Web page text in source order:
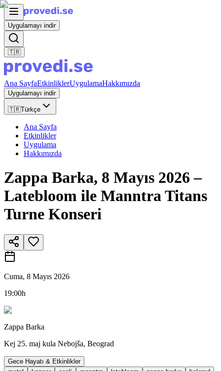
Uygulamayı indir
🇹🇷
Ana SayfaEtkinliklerUygulamaHakkımızda
Uygulamayı indir
🇹🇷Türkçe
Ana Sayfa
Etkinlikler
Uygulama
Hakkımızda
Zappa Barka, 8 Mayıs 2026 –
Latebloom ile Manntra Titans
Turne Konseri
Cuma, 8 Mayıs 2026
19:00h
Zappa Barka
Kej 25. maj kula Nebojša, Beograd
Gece Hayatı & Etkinlikler